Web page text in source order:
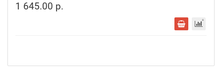
1 645.00 р.